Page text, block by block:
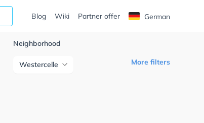
Blog Wiki Partner offer German
Neighborhood
Westercelle More filters